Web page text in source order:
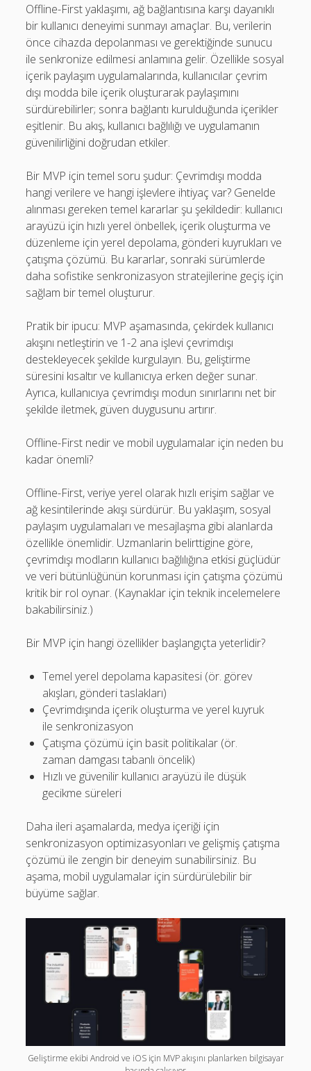
Offline-First yaklaşımı, ağ bağlantısına karşı dayanıklı
bir kullanıcı deneyimi sunmayı amaçlar. Bu, verilerin
önce cihazda depolanması ve gerektiğinde sunucu
ile senkronize edilmesi anlamına gelir. Özellikle sosyal
içerik paylaşım uygulamalarında, kullanıcılar çevrim
dışı modda bile içerik oluşturarak paylaşımını
sürdürebilirler; sonra bağlantı kurulduğunda içerikler
eşitlenir. Bu akış, kullanıcı bağlılığı ve uygulamanın
güvenilirliğini doğrudan etkiler.
Bir MVP için temel soru şudur: Çevrimdışı modda
hangi verilere ve hangi işlevlere ihtiyaç var? Genelde
alınması gereken temel kararlar şu şekildedir: kullanıcı
arayüzü için hızlı yerel önbellek, içerik oluşturma ve
düzenleme için yerel depolama, gönderi kuyrukları ve
çatışma çözümü. Bu kararlar, sonraki sürümlerde
daha sofistike senkronizasyon stratejilerine geçiş için
sağlam bir temel oluşturur.
Pratik bir ipucu: MVP aşamasında, çekirdek kullanıcı
akışını netleştirin ve 1-2 ana işlevi çevrimdışı
destekleyecek şekilde kurgulayın. Bu, geliştirme
süresini kısaltır ve kullanıcıya erken değer sunar.
Ayrıca, kullanıcıya çevrimdışı modun sınırlarını net bir
şekilde iletmek, güven duygusunu artırır.
Offline-First nedir ve mobil uygulamalar için neden bu
kadar önemli?
Offline-First, veriye yerel olarak hızlı erişim sağlar ve
ağ kesintilerinde akışı sürdürür. Bu yaklaşım, sosyal
paylaşım uygulamaları ve mesajlaşma gibi alanlarda
özellikle önemlidir. Uzmanlarin belirttigine göre,
çevrimdışı modların kullanıcı bağlılığına etkisi güçlüdür
ve veri bütünlüğünün korunması için çatışma çözümü
kritik bir rol oynar. (Kaynaklar için teknik incelemelere
bakabilirsiniz.)
Bir MVP için hangi özellikler başlangıçta yeterlidir?
Temel yerel depolama kapasitesi (ör. görev
akışları, gönderi taslakları)
Çevrimdışında içerik oluşturma ve yerel kuyruk
ile senkronizasyon
Çatışma çözümü için basit politikalar (ör.
zaman damgası tabanlı öncelik)
Hızlı ve güvenilir kullanıcı arayüzü ile düşük
gecikme süreleri
Daha ileri aşamalarda, medya içeriği için
senkronizasyon optimizasyonları ve gelişmiş çatışma
çözümü ile zengin bir deneyim sunabilirsiniz. Bu
aşama, mobil uygulamalar için sürdürülebilir bir
büyüme sağlar.
Geliştirme ekibi Android ve iOS için MVP akışını planlarken bilgisayar